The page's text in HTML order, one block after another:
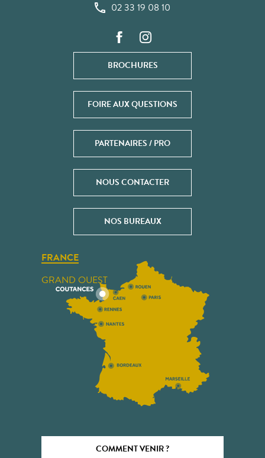
02 33 19 08 10
BROCHURES
FOIRE AUX QUESTIONS
PARTENAIRES / PRO
NOUS CONTACTER
NOS BUREAUX
FRANCE
GRAND OUEST
COMMENT VENIR ?